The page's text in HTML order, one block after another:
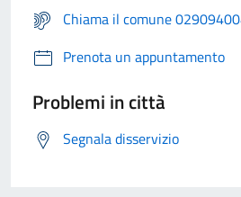
Chiama il comune
Prenota un appuntamento
Problemi in città
Segnala disservizio